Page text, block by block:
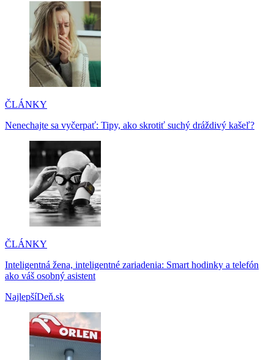
ČLÁNKY
Nenechajte sa vyčerpať: Tipy, ako skrotiť suchý dráždivý kašeľ?
ČLÁNKY
Inteligentná žena, inteligentné zariadenia: Smart hodinky a telefón
ako váš osobný asistent
NajlepšíDeň.sk